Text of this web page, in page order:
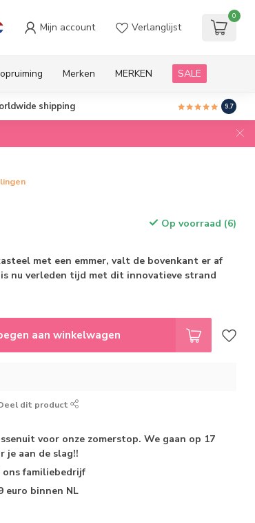
Mijn account Verlanglijst
0
Merken MERKEN SALE
boven 89 euro binnen NL 9.7
Op voorraad (6)
met een emmer, valt de bovenkant er af
nu verleden tijd met dit innovatieve strand
aan winkelwagen
dit product
voor onze zomerstop. We gaan op 17
je aan de slag!!
ons familiebedrijf
euro binnen NL